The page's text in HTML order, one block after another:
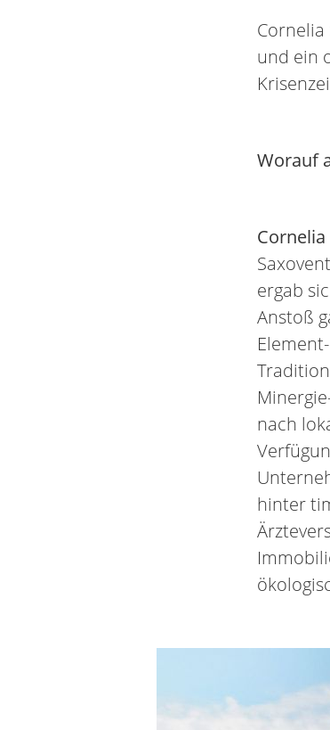
und ein
Worauf
Cornelia
ergab
Anstoß
nach
hinter